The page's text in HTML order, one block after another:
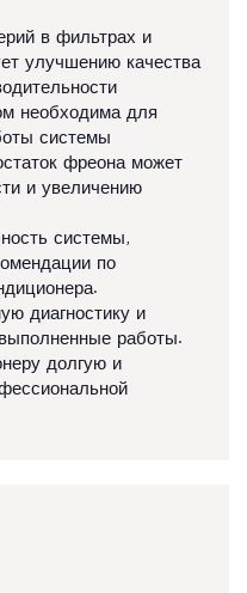
в фильтрах и
улучшению качества
необходима для
системы
фреона может
и увеличению
системы,
по
диагностику и
работы.
долгую и